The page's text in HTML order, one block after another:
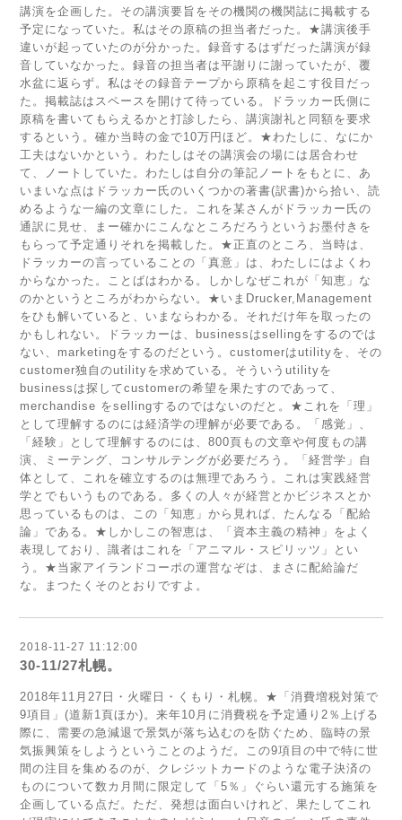
講演を企画した。その講演要旨をその機関の機関誌に掲載する
予定になっていた。私はその原稿の担当者だった。★講演後手
違いが起っていたのが分かった。録音するはずだった講演が録
音していなかった。録音の担当者は平謝りに謝っていたが、覆
水盆に返らず。私はその録音テープから原稿を起こす役目だっ
た。掲載誌はスペースを開けて待っている。ドラッカー氏側に
原稿を書いてもらえるかと打診したら、講演謝礼と同額を要求
するという。確か当時の金で10万円ほど。★わたしに、なにか
工夫はないかという。わたしはその講演会の場には居合わせ
て、ノートしていた。わたしは自分の筆記ノートをもとに、あ
いまいな点はドラッカー氏のいくつかの著書(訳書)から拾い、読
めるような一編の文章にした。これを某さんがドラッカー氏の
通訳に見せ、まー確かにこんなところだろうというお墨付きを
もらって予定通りそれを掲載した。★正直のところ、当時は、
ドラッカーの言っていることの「真意」は、わたしにはよくわ
からなかった。ことばはわかる。しかしなぜこれが「知恵」な
のかというところがわからない。★いまDrucker,Management
をひも解いていると、いまならわかる。それだけ年を取ったの
かもしれない。ドラッカーは、businessはsellingをするのでは
ない、marketingをするのだという。customerはutilityを、その
customer独自のutilityを求めている。そういうutilityを
businessは探してcustomerの希望を果たすのであって、
merchandise をsellingするのではないのだと。★これを「理」
として理解するのには経済学の理解が必要である。「感覚」、
「経験」として理解するのには、800頁もの文章や何度もの講
演、ミーテング、コンサルテングが必要だろう。「経営学」自
体として、これを確立するのは無理であろう。これは実践経営
学とでもいうものである。多くの人々が経営とかビジネスとか
思っているものは、この「知恵」から見れば、たんなる「配給
論」である。★しかしこの智恵は、「資本主義の精神」をよく
表現しており、識者はこれを「アニマル・スピリッツ」とい
う。★当家アイランドコーポの運営なぞは、まさに配給論だ
な。まつたくそのとおりですよ。
2018-11-27 11:12:00
30-11/27札幌。
2018年11月27日・火曜日・くもり・札幌。★「消費増税対策で
9項目」(道新1頁ほか)。来年10月に消費税を予定通り2％上げる
際に、需要の急減退で景気が落ち込むのを防ぐため、臨時の景
気振興策をしようということのようだ。この9項目の中で特に世
間の注目を集めるのが、クレジットカードのような電子決済の
ものについて数カ月間に限定して「5％」ぐらい還元する施策を
企画している点だ。ただ、発想は面白いけれど、果たしてこれ